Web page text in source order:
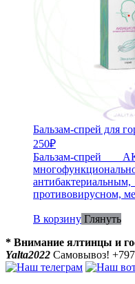
Бальзам-спрей для
250₽
Бальзам-
противовирусном,
В корзину Глянуть
* Внимание ялтинцы и
Yalta2022 Самовывоз!